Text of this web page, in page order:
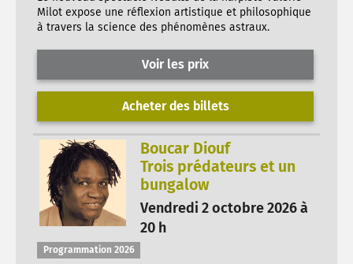
Milot expose une réflexion artistique et philosophique
à travers la science des phénomènes astraux.
Voir les prix
Acheter des billets
Boucar Diouf
Trois prédateurs et un
bungalow
Vendredi 2 octobre 2026 à
20 h
Programmation 2026